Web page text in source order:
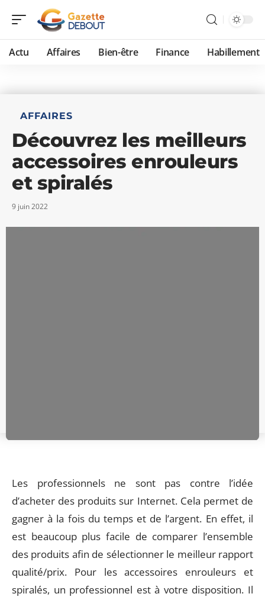
Actu Affaires Bien-être Finance Habillement
AFFAIRES
Découvrez les meilleurs
accessoires enrouleurs
et spiralés
9 juin 2022
Les professionnels ne sont pas contre l’idée
d’acheter des produits sur Internet. Cela permet de
gagner à la fois du temps et de l’argent. En effet, il
est beaucoup plus facile de comparer l’ensemble
des produits afin de sélectionner le meilleur rapport
qualité/prix. Pour les accessoires enrouleurs et
spiralés, un professionnel est à votre disposition. Il